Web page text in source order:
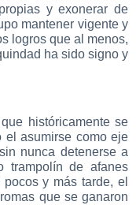
y exonerar de
mantener vigente y
logros que al menos,
ha sido signo y
históricamente se
el asumirse como eje
nunca detenerse a
trampolín de afanes
y más tarde, el
que se ganaron